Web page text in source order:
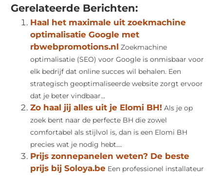
Gerelateerde Berichten:
Haal het maximale uit zoekmachine
optimalisatie Google met
rbwebpromotions.nl Zoekmachine
optimalisatie (SEO) voor Google is onmisbaar voor
elk bedrijf dat online succes wil behalen. Een
strategisch geoptimaliseerde website zorgt ervoor
dat je beter vindbaar...
Zo haal jij alles uit je Elomi BH! Als je op
zoek bent naar de perfecte BH die zowel
comfortabel als stijlvol is, dan is een Elomi BH
precies wat je nodig hebt....
Prijs zonnepanelen weten? De beste
prijs bij Soloya.be Een professionel installateur